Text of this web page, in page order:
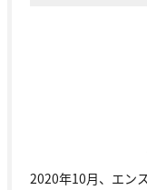
2020年10月、エン